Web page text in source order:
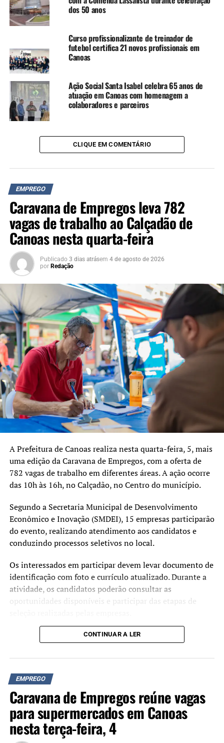
dos 50 anos
Curso profissionalizante de treinador de
futebol certifica 21 novos profissionais em
Canoas
Ação Social Santa Isabel celebra 65 anos de
atuação em Canoas com homenagem a
colaboradores e parceiros
CLIQUE EM COMENTÁRIO
EMPREGO
Caravana de Empregos leva 782
vagas de trabalho ao Calçadão de
Canoas nesta quarta-feira
Publicado 3 dias atrásem 4 de agosto de 2026
por Redação
A Prefeitura de Canoas realiza nesta quarta-feira, 5, mais
uma edição da Caravana de Empregos, com a oferta de
782 vagas de trabalho em diferentes áreas. A ação ocorre
das 10h às 16h, no Calçadão, no Centro do município.
Segundo a Secretaria Municipal de Desenvolvimento
Econômico e Inovação (SMDEI), 15 empresas participarão
do evento, realizando atendimento aos candidatos e
conduzindo processos seletivos no local.
Os interessados em participar devem levar documento de
identificação com foto e currículo atualizado. Durante a
atividade, os candidatos poderão consultar as
oportunidades disponíveis e participar das etapas de
CONTINUAR A LER
EMPREGO
Caravana de Empregos reúne vagas
para supermercados em Canoas
nesta terça-feira, 4